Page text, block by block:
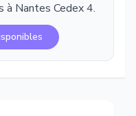
à Nantes Cedex 4.